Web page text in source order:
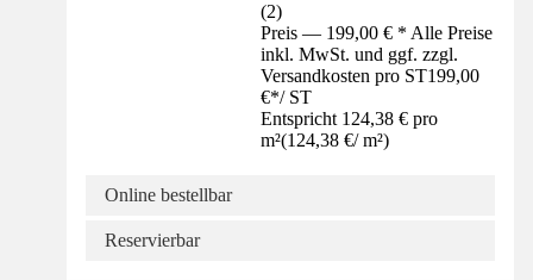
(2)
Preis — 199,00 € * Alle Preise
inkl. MwSt. und ggf. zzgl.
Versandkosten pro ST199,00
€*/ ST
Entspricht 124,38 € pro
m²(124,38 €/ m²)
Online bestellbar
Reservierbar